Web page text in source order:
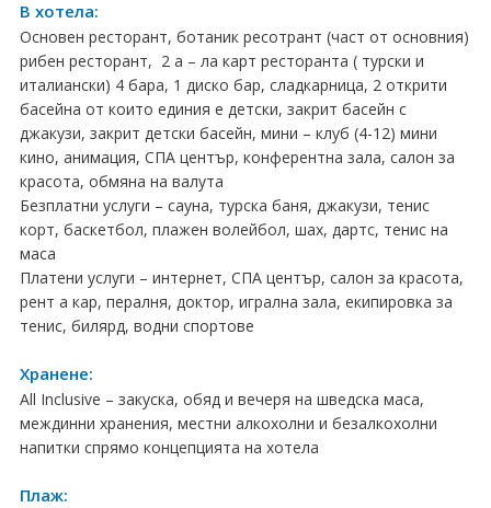
Турция
Унгария
Испания
Франция
Швеция
ПРАЗНИЦИ
Празници в България
Предколедни
Нова година
Великден 2026
В хотела:
Основен ресторант, ботаник ресотрант (част от основния)
рибен ресторант, 2 а – ла карт ресторанта ( турски и
италиански) 4 бара, 1 диско бар, сладкарница, 2 открити
басейна от които единия е детски, закрит басейн с
джакузи, закрит детски басейн, мини – клуб (4-12) мини
кино, анимация, СПА център, конферентна зала, салон за
красота, обмяна на валута
Безплатни услуги – сауна, турска баня, джакузи, тенис
корт, баскетбол, плажен волейбол, шах, дартс, тенис на
маса
Платени услуги – интернет, СПА център, салон за красота,
рент а кар, пералня, доктор, игрална зала, екипировка зa
тенис, билярд, водни спортове
Хранене:
All Inclusive – закуска, обяд и вечеря на шведска маса,
междинни хранения, местни алкохолни и безалкохолни
напитки спрямо концепцията на хотела
Плаж: